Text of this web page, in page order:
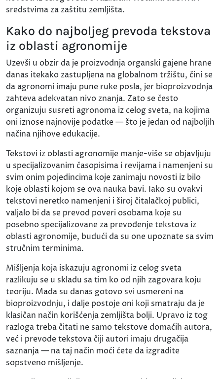
sredstvima za zaštitu zemljišta.
Kako do najboljeg prevoda tekstova
iz oblasti agronomije
Uzevši u obzir da je proizvodnja organski gajene hrane
danas itekako zastupljena na globalnom tržištu, čini se
da agronomi imaju pune ruke posla, jer bioproizvodnja
zahteva adekvatan nivo znanja. Zato se često
organizuju susreti agronoma iz celog sveta, na kojima
oni iznose najnovije podatke — što je jedan od najboljih
načina njihove edukacije.
Tekstovi iz oblasti agronomije manje-više se objavljuju
u specijalizovanim časopisima i revijama i namenjeni su
svim onim pojedincima koje zanimaju novosti iz bilo
koje oblasti kojom se ova nauka bavi. Iako su ovakvi
tekstovi neretko namenjeni i široj čitalačkoj publici,
valjalo bi da se prevod poveri osobama koje su
posebno specijalizovane za prevođenje tekstova iz
oblasti agronomije, budući da su one upoznate sa svim
stručnim terminima.
Mišljenja koja iskazuju agronomi iz celog sveta
razlikuju se u skladu sa tim ko od njih zagovara koju
teoriju. Mada su danas gotovo svi usmereni na
bioproizvodnju, i dalje postoje oni koji smatraju da je
klasičan način korišćenja zemljišta bolji. Upravo iz tog
razloga treba čitati ne samo tekstove domaćih autora,
već i prevode tekstova čiji autori imaju drugačija
saznanja — na taj način moći ćete da izgradite
sopstveno mišljenje.